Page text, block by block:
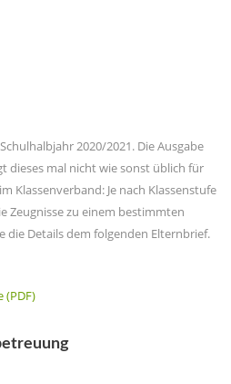
2020/2021. Die Ausgabe
dieses mal nicht wie sonst üblich für
Klassenverband: Je nach Klassenstufe
Zeugnisse zu einem bestimmten
die Details dem folgenden Elternbrief.
(PDF)